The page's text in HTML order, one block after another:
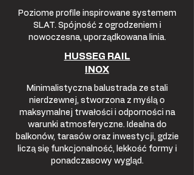
Poziome profile inspirowane systemem
SLAT. Spójność z ogrodzeniem i
nowoczesna, uporządkowana linia.
HUSSEG RAIL
INOX
Minimalistyczna balustrada ze stali
nierdzewnej, stworzona z myślą o
maksymalnej trwałości i odporności na
warunki atmosferyczne. Idealna do
balkonów, tarasów oraz inwestycji, gdzie
liczą się funkcjonalność, lekkość formy i
ponadczasowy wygląd.